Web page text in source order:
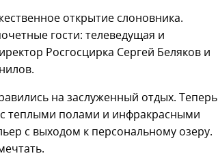
открытие слоновника.
гости: телеведущая и
Росгосцирка Сергей Беляков и
на заслуженный отдых. Теперь
теплыми полами и инфракрасными
с выходом к персональному озеру.